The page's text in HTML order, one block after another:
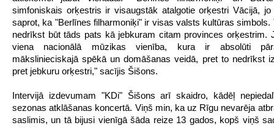
simfoniskais orķestris ir visaugstāk atalgotie orķestri Vācijā,
saprot, ka "Berlīnes filharmoniķi" ir visas valsts kultūras simbols.
nedrīkst būt tāds pats kā jebkuram citam provinces orķestrim.
viena nacionālā mūzikas vienība, kura ir absolūti
mākslinieciskajā spēkā un domāšanas veidā, pret to nedrīkst
pret jebkuru orķestri," sacījis Šišons.
Intervijā izdevumam "KDi" Šišons arī skaidro, kādēļ
sezonas atklāšanas koncertā. Viņš min, ka uz Rīgu nevarēja
saslimis, un tā bijusi vienīgā šāda reize 13 gados, kopš viņš